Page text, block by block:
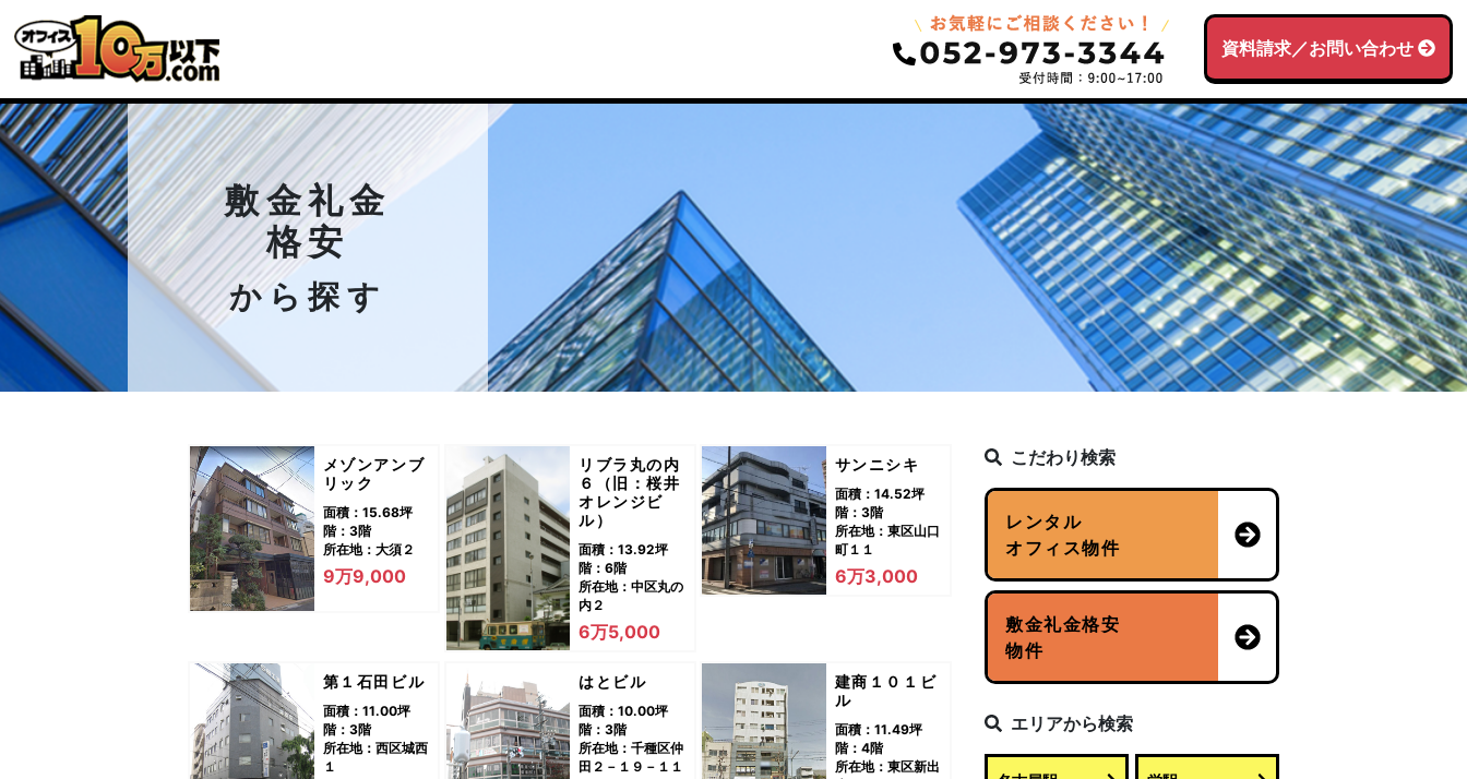
資料請求／お問い合わせ
敷金礼金
格安
から探す
メゾンアンブ
リック
面積：15.68坪
階：3階
所在地：大須２
9万9,000
リブラ丸の内
６（旧：桜井
オレンジビ
ル）
面積：13.92坪
階：6階
所在地：中区丸の
内２
6万5,000
サンニシキ
面積：14.52坪
階：3階
所在地：東区山口
町１１
6万3,000
第１石田ビル
面積：11.00坪
階：3階
所在地：西区城西
１
はとビル
面積：10.00坪
階：3階
所在地：千種区仲
田２－１９－１１
建商１０１ビ
ル
面積：11.49坪
階：4階
所在地：東区新出
こだわり検索
レンタル
オフィス物件
敷金礼金格安
物件
エリアから検索